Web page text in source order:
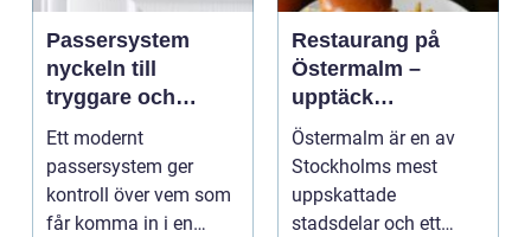
Passersystem
nyckeln till
tryggare och
smidigare tillträde
Ett modernt
passersystem ger
kontroll över vem som
får komma in i en
Restaurang på
Östermalm –
upptäck
matupplevelser i
en av Stockholms
mest attraktiva
stadsdelar
Östermalm är en av
Stockholms mest
uppskattade
stadsdelar och ett